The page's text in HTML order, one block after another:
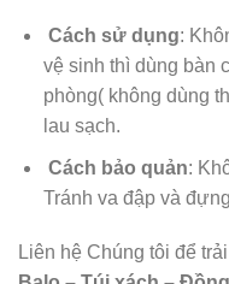
Cách sử dụng:
vệ sinh thì dùng bàn
phòng( không dùng
lau sạch.
Cách bảo quản:
Tránh va đập và
Liên hệ Chúng tôi để